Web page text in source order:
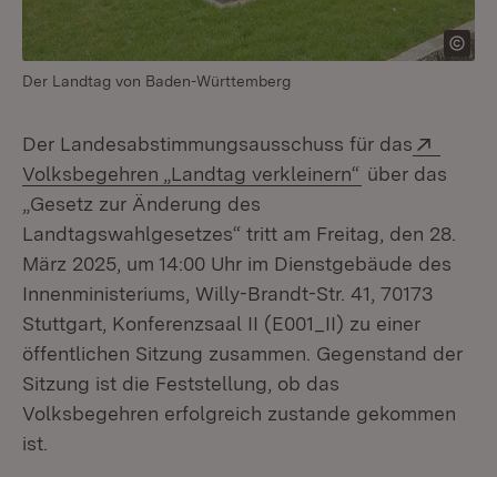
Der Landtag von Baden-Württemberg
Der Landesabstimmungsausschuss für das
Volksbegehren „Landtag verkleinern“ (Öffnet in
über das
„Gesetz zur Änderung des
Landtagswahlgesetzes“ tritt am Freitag, den 28.
März 2025, um 14:00 Uhr im Dienstgebäude des
Innenministeriums, Willy-Brandt-Str. 41, 70173
Stuttgart, Konferenzsaal II (E001_II) zu einer
öffentlichen Sitzung zusammen. Gegenstand der
Sitzung ist die Feststellung, ob das
Volksbegehren erfolgreich zustande gekommen
ist.